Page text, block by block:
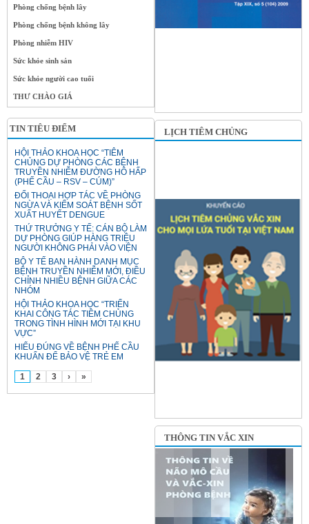
Phòng chống bệnh lây
Phòng chống bệnh không lây
Phòng nhiễm HIV
Sức khỏe sinh sản
Sức khỏe người cao tuổi
THƯ CHÀO GIÁ
TIN TIÊU ĐIỂM
HỘI THẢO KHOA HỌC “TIÊM
CHỦNG DỰ PHÒNG CÁC BỆNH
TRUYỀN NHIỄM ĐƯỜNG HÔ HẤP
(PHẾ CẦU – RSV – CÚM)”
ĐỐI THOẠI HỢP TÁC VỀ PHÒNG
NGỪA VÀ KIỂM SOÁT BỆNH SỐT
XUẤT HUYẾT DENGUE
THỨ TRƯỞNG Y TẾ: CÁN BỘ LÀM
DỰ PHÒNG GIÚP HÀNG TRIỆU
NGƯỜI KHÔNG PHẢI VÀO VIỆN
BỘ Y TẾ BAN HÀNH DANH MỤC
BỆNH TRUYỀN NHIỄM MỚI, ĐIỀU
CHỈNH NHIỀU BỆNH GIỮA CÁC
NHÓM
HỘI THẢO KHOA HỌC “TRIỂN
KHAI CÔNG TÁC TIÊM CHỦNG
TRONG TÌNH HÌNH MỚI TẠI KHU
VỰC”
HIỂU ĐÚNG VỀ BỆNH PHẾ CẦU
KHUẨN ĐỂ BẢO VỆ TRẺ EM
1 2 3 › »
LỊCH TIÊM CHỦNG
THÔNG TIN VẮC XIN